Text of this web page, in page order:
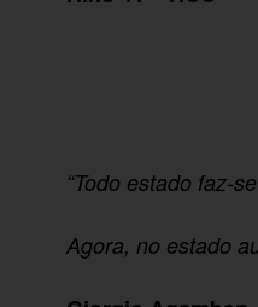
“Todo estado faz-
Agora, no estado